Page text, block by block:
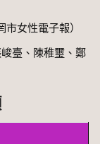
女性電子報）
臺、陳稚璽、鄭